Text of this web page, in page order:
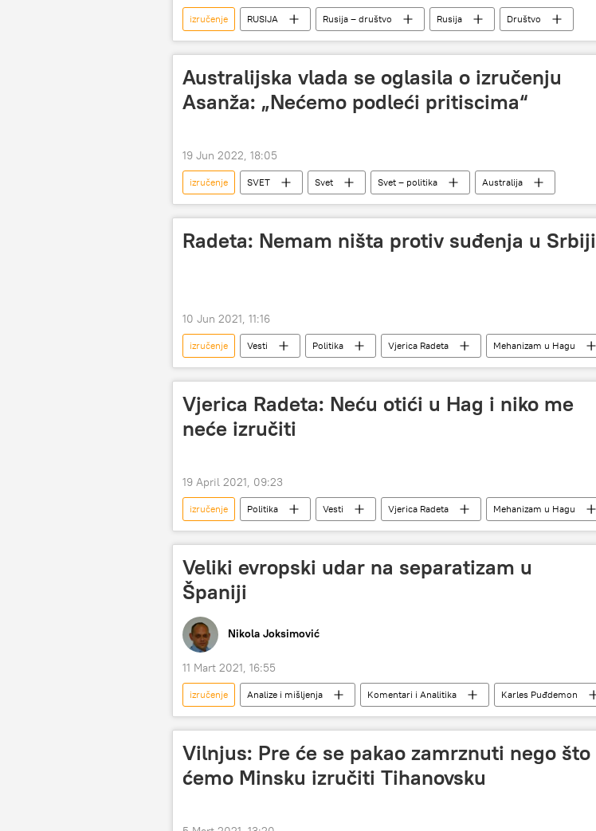
izručenje RUSIJA Rusija – društvo Rusija Društvo
Australijska vlada se oglasila o izručenju
Asanža: „Nećemo podleći pritiscima“
19 Jun 2022, 18:05
izručenje SVET Svet Svet – politika
Australija
Sjedinjene Američke Države
Džulijan Asanž
Radeta: Nemam ništa protiv suđenja u Srbiji
10 Jun 2021, 11:16
izručenje Vesti Politika Vjerica Radeta Mehanizam u Hagu
Vjerica Radeta: Neću otići u Hag i niko me
neće izručiti
19 April 2021, 09:23
izručenje Politika Vesti Vjerica Radeta Mehanizam u Hagu
Veliki evropski udar na separatizam u
Španiji
Nikola Joksimović
11 Mart 2021, 16:55
izručenje Analize i mišljenja Komentari i Analitika Karles Puđdemon
Vilnjus: Pre će se pakao zamrznuti nego što
ćemo Minsku izručiti Tihanovsku